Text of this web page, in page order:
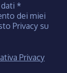
*
dei miei
Privacy su
Privacy